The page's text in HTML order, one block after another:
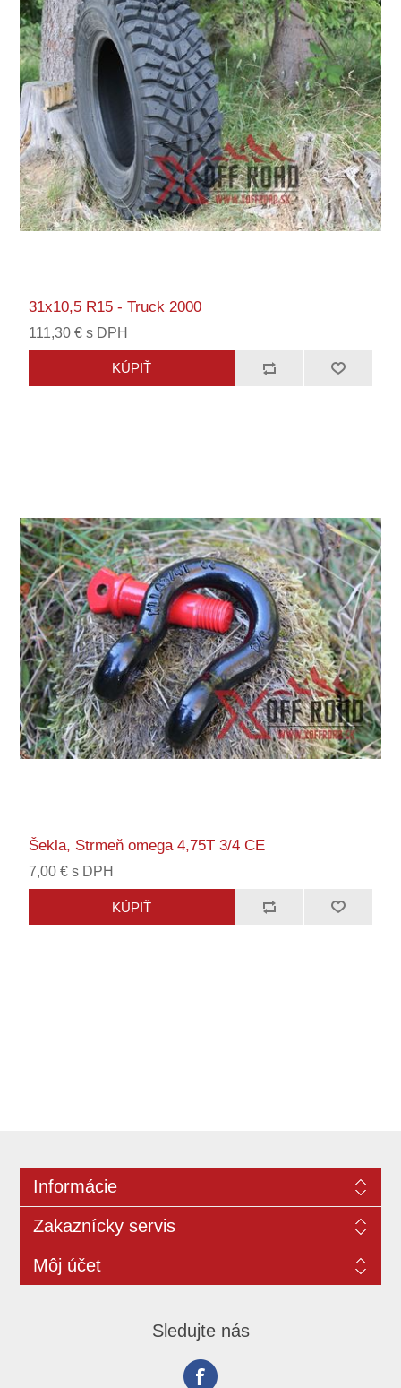
31x10,5 R15 - Truck 2000
111,30 € s DPH
Šekla, Strmeň omega 4,75T 3/4 CE
7,00 € s DPH
Informácie
Zakaznícky servis
Môj účet
Sledujte nás